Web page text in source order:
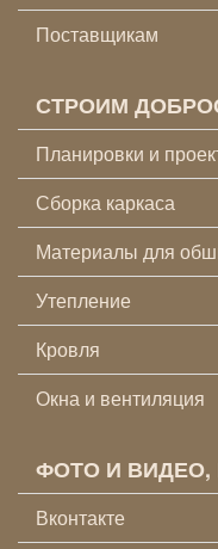
Поставщикам
СТРОИМ
Планировки и
Сборка каркаса
Материалы для
Утепление
Кровля
Окна и вентиляция
ФОТО И
Вконтакте